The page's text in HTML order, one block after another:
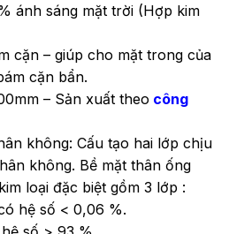
ánh sáng mặt trời (Hợp kim
cặn – giúp cho mặt trong của
cặn bẩn.
– Sản xuất theo công
không: Cấu tạo hai lớp chịu
không. Bề mặt thân ống
loại đặc biệt gồm 3 lớp :
hệ số < 0,06 %.